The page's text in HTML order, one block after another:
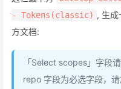
- Tokens(classic) , 生
方文档:
「Select scopes」字段
repo 字段为必选字段，请